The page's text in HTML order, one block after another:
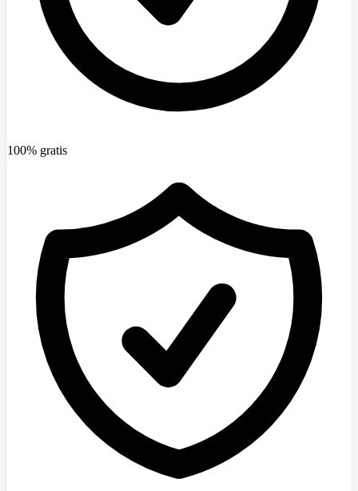
100% gratis